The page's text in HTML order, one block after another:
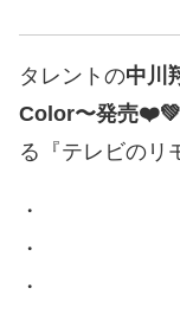
タレントの中川
Color〜発売
る『テレビのリ
・
・
・